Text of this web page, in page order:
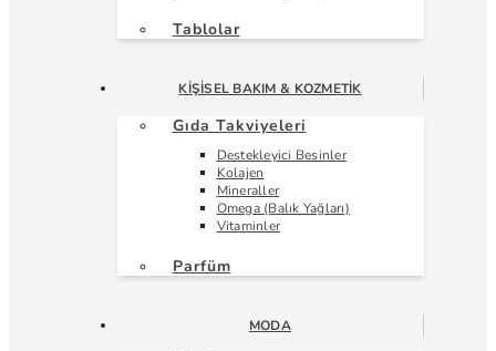
Tablolar
KIŞISEL BAKIM & KOZMETIK
Gıda Takviyeleri
Destekleyici Besinler
Kolajen
Mineraller
Omega (Balık Yağları)
Vitaminler
Parfüm
MODA